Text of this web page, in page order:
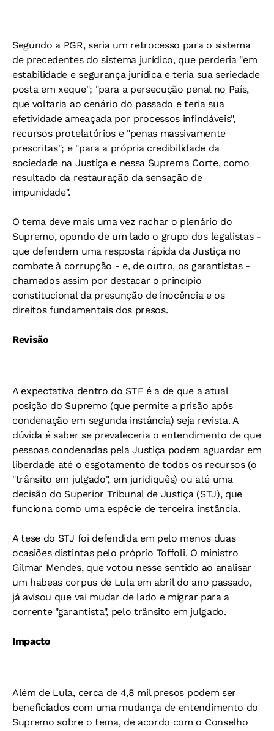
Segundo a PGR, seria um retrocesso para o sistema
de precedentes do sistema jurídico, que perderia "em
estabilidade e segurança jurídica e teria sua seriedade
posta em xeque"; "para a persecução penal no País,
que voltaria ao cenário do passado e teria sua
efetividade ameaçada por processos infindáveis",
recursos protelatórios e "penas massivamente
prescritas"; e "para a própria credibilidade da
sociedade na Justiça e nessa Suprema Corte, como
resultado da restauração da sensação de
impunidade".
O tema deve mais uma vez rachar o plenário do
Supremo, opondo de um lado o grupo dos legalistas -
que defendem uma resposta rápida da Justiça no
combate à corrupção - e, de outro, os garantistas -
chamados assim por destacar o princípio
constitucional da presunção de inocência e os
direitos fundamentais dos presos.
Revisão
A expectativa dentro do STF é a de que a atual
posição do Supremo (que permite a prisão após
condenação em segunda instância) seja revista. A
dúvida é saber se prevaleceria o entendimento de que
pessoas condenadas pela Justiça podem aguardar em
liberdade até o esgotamento de todos os recursos (o
"trânsito em julgado", em juridiquês) ou até uma
decisão do Superior Tribunal de Justiça (STJ), que
funciona como uma espécie de terceira instância.
A tese do STJ foi defendida em pelo menos duas
ocasiões distintas pelo próprio Toffoli. O ministro
Gilmar Mendes, que votou nesse sentido ao analisar
um habeas corpus de Lula em abril do ano passado,
já avisou que vai mudar de lado e migrar para a
corrente "garantista", pelo trânsito em julgado.
Impacto
Além de Lula, cerca de 4,8 mil presos podem ser
beneficiados com uma mudança de entendimento do
Supremo sobre o tema, de acordo com o Conselho